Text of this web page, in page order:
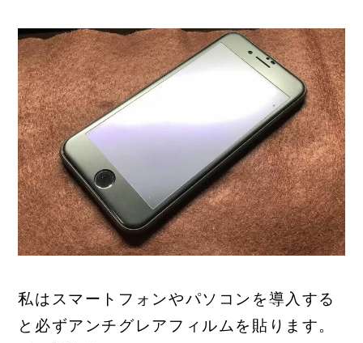
私はスマートフォンやパソコンを導入する
と必ずアンチグレアフィルムを貼ります。